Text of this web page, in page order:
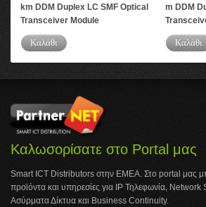
km DDM Duplex LC SMF Optical
Transceiver Module
Καλάθι
m DDM
Καλάθι
Καλωσορίσατε στο Portal μας
Smart ICT Distributors στην ΕΜΕΑ. Στο portal μας
προϊόντα και υπηρεσίες για IP Τηλεφωνία,
Ασύρματα Δίκτυα και Business Continuity.